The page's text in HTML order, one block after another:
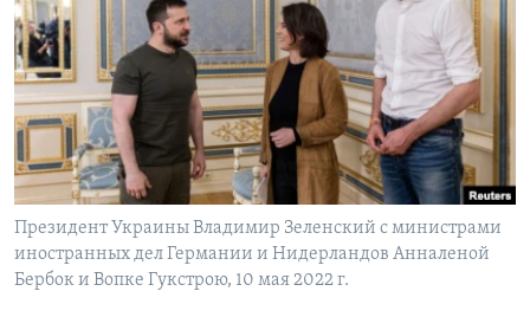
Learning English
СОЦИАЛЬНЫЕ СЕТИ
Президент Украины Владимир Зеленский с министрами
иностранных дел Германии и Нидерландов Анналеной
Бербок и Вопке Гукстрою, 10 мая 2022 г.